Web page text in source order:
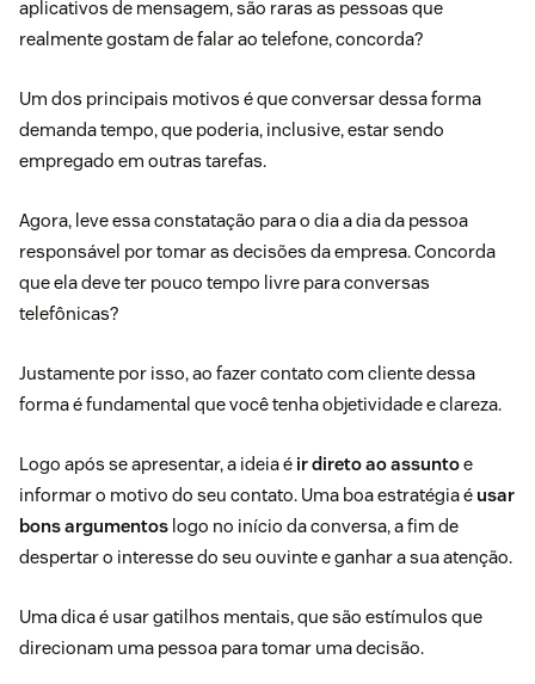
aplicativos de mensagem, são raras as pessoas que
realmente gostam de falar ao telefone, concorda?
Um dos principais motivos é que conversar dessa forma
demanda tempo, que poderia, inclusive, estar sendo
empregado em outras tarefas.
Agora, leve essa constatação para o dia a dia da pessoa
responsável por tomar as decisões da empresa. Concorda
que ela deve ter pouco tempo livre para conversas
telefônicas?
Justamente por isso, ao fazer contato com cliente dessa
forma é fundamental que você tenha objetividade e clareza.
Logo após se apresentar, a ideia é ir direto ao assuntoe
informar o motivo do seu contato. Uma boa estratégia é usar
bons argumentos logo no início da conversa, a fim de
despertar o interesse do seu ouvinte e ganhar a sua atenção.
Uma dica é usar gatilhos mentais, que são estímulos que
direcionam uma pessoa para tomar uma decisão.